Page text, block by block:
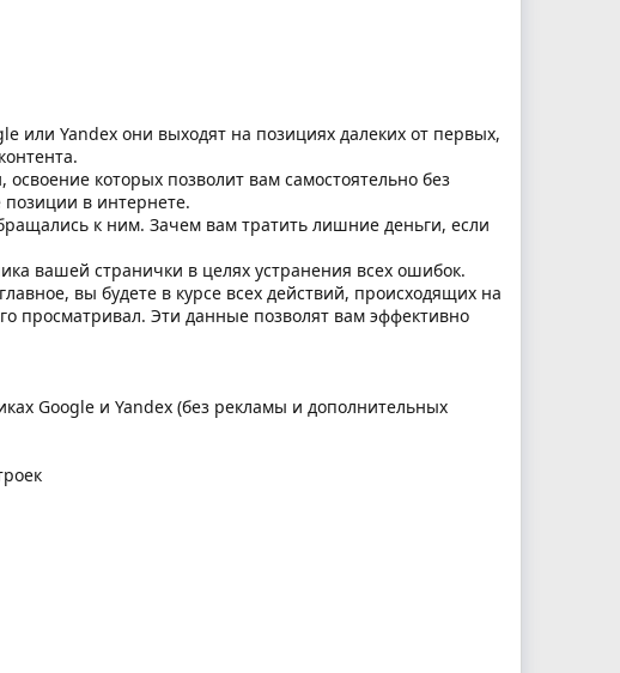
или Yandex они выходят на позициях далеких от первых,
которых позволит вам самостоятельно без
в интернете.
к ним. Зачем вам тратить лишние деньги, если
вашей странички в целях устранения всех ошибок.
вы будете в курсе всех действий, происходящих на
просматривал. Эти данные позволят вам эффективно
Google и Yandex (без рекламы и дополнительных